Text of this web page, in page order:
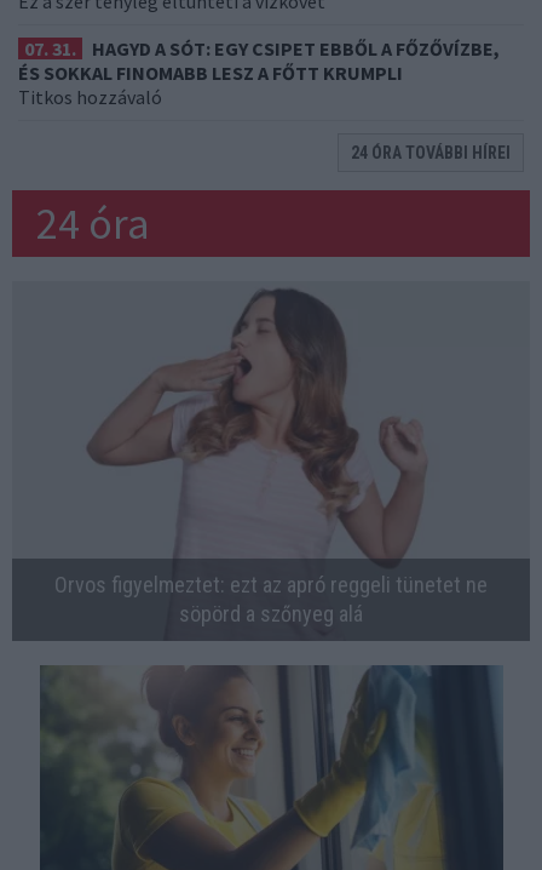
07. 31.
HAGYD A SÓT: EGY CSIPET EBBŐL A FŐZŐVÍZBE,
ÉS SOKKAL FINOMABB LESZ A FŐTT KRUMPLI
Titkos hozzávaló
24 ÓRA TOVÁBBI HÍREI
24 óra
Orvos figyelmeztet: ezt az apró reggeli tünetet ne
söpörd a szőnyeg alá